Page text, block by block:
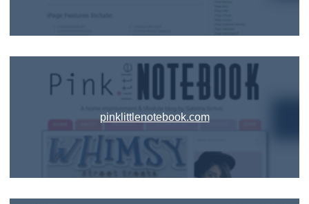
pinklittlenotebook.com